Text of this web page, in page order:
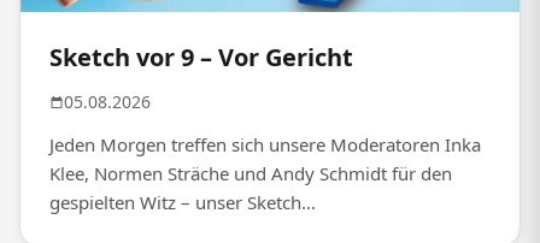
Sketch vor 9 – Vor Gericht
05.08.2026
Jeden Morgen treffen sich unsere Moderatoren Inka
Klee, Normen Sträche und Andy Schmidt für den
gespielten Witz – unser Sketch...